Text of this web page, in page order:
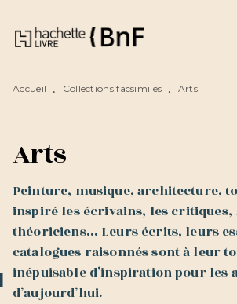
MENU RECHERCHE
Accueil • Collections facsimilés • Arts
Arts
Peinture, musique, architecture,
inspiré les écrivains, les critiques,
théoriciens… Leurs écrits, leurs
catalogues raisonnés sont à leur
inépuisable d’inspiration pour les
d’aujourd’hui.